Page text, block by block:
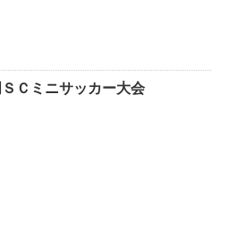
Ｃミニサッカー大会